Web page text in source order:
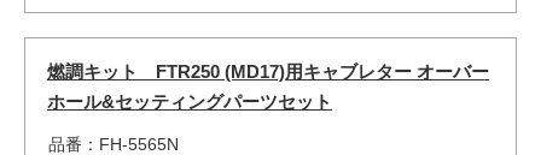
燃調キット FTR250 (MD17)用キャブレター オーバー
ホール&セッティングパーツセット
品番：FH-5565N